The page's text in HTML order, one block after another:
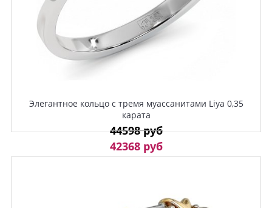
Элегантное кольцо с тремя муассанитами Liya 0,35
карата
44598 руб
42368 руб